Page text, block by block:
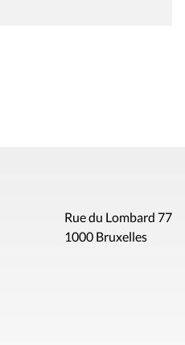
Rue du Lombard 77
1000 Bruxelles